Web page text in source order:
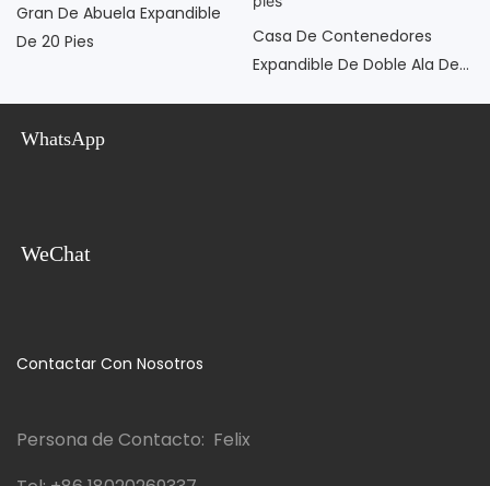
Gran De Abuela Expandible
De 20 Pies
Casa De Contenedores
Expandible De Doble Ala De
WhatsApp
WeChat
Contactar Con Nosotros
Persona de Contacto: Felix